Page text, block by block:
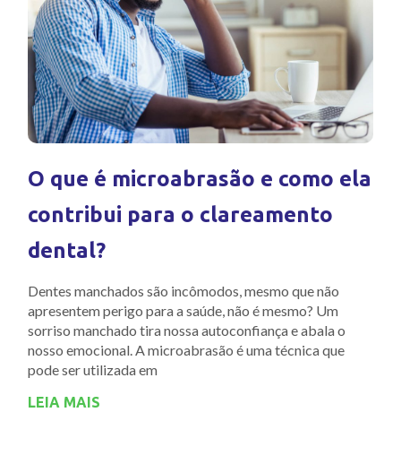
O que é microabrasão e como ela
contribui para o clareamento
dental?
Dentes manchados são incômodos, mesmo que não
apresentem perigo para a saúde, não é mesmo? Um
sorriso manchado tira nossa autoconfiança e abala o
nosso emocional. A microabrasão é uma técnica que
pode ser utilizada em
LEIA MAIS